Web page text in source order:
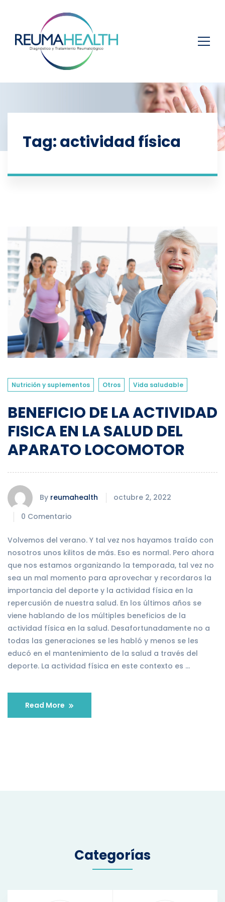
Tag: actividad física
Nutrición y suplementos Otros Vida saludable
BENEFICIO DE LA ACTIVIDAD
FISICA EN LA SALUD DEL
APARATO LOCOMOTOR
By reumahealth
octubre 2, 2022
0 Comentario
Volvemos del verano. Y tal vez nos hayamos traído con
nosotros unos kilitos de más. Eso es normal. Pero ahora
que nos estamos organizando la temporada, tal vez no
sea un mal momento para aprovechar y recordaros la
importancia del deporte y la actividad física en la
repercusión de nuestra salud. En los últimos años se
viene hablando de los múltiples beneficios de la
actividad física en la salud. Desafortunadamente no a
todas las generaciones se les habló y menos se les
educó en el mantenimiento de la salud a través del
deporte. La actividad física en este contexto es …
Read More
Categorías